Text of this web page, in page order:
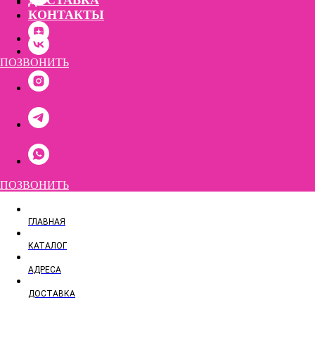
ПОЗВОНИТЬ
КОНТАКТЫ
ПОЗВОНИТЬ
ГЛАВНАЯ
КАТАЛОГ
АДРЕСА
ДОСТАВКА